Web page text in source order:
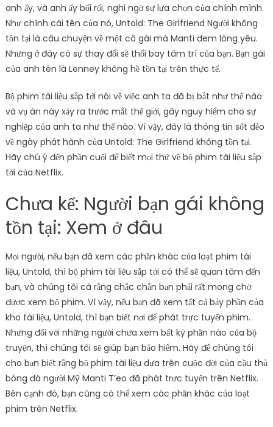
anh ấy, và anh ấy bối rối, nghi ngờ sự lựa chọn của chính mình.
Như chính cái tên của nó, Untold: The Girlfriend Người không
tồn tại là câu chuyện về một cô gái mà Manti đem lòng yêu.
Nhưng ở đây có sự thay đổi sẽ thổi bay tâm trí của bạn. Bạn gái
của anh tên là Lenney không hề tồn tại trên thực tế.
Bộ phim tài liệu sắp tới nói về việc anh ta đã bị bắt như thế nào
và vụ án này xảy ra trước mắt thế giới, gây nguy hiểm cho sự
nghiệp của anh ta như thế nào. Vì vậy, đây là thông tin sốt dẻo
về ngày phát hành của Untold: The Girlfriend không tồn tại.
Hãy chú ý đến phần cuối để biết mọi thứ về bộ phim tài liệu sắp
tới của Netflix.
Chưa kể: Người bạn gái không
tồn tại: Xem ở đâu
Mọi người, nếu bạn đã xem các phần khác của loạt phim tài
liệu, Untold, thì bộ phim tài liệu sắp tới có thể sẽ quan tâm đến
bạn, và chúng tôi cá rằng chắc chắn bạn phải rất mong chờ
được xem bộ phim. Vì vậy, nếu bạn đã xem tất cả bảy phần của
kho tài liệu, Untold, thì bạn biết nơi để phát trực tuyến phim.
Nhưng đối với những người chưa xem bất kỳ phần nào của bộ
truyện, thì chúng tôi sẽ giúp bạn bảo hiểm. Hãy để chúng tôi
cho bạn biết rằng bộ phim tài liệu dựa trên cuộc đời của cầu thủ
bóng đá người Mỹ Manti T’eo đã phát trực tuyến trên Netflix.
Bên cạnh đó, bạn cũng có thể xem các phần khác của loạt
phim trên Netflix.